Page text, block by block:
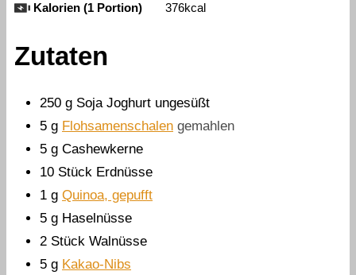
Kalorien (1 Portion)
376kcal
Zutaten
250 g Soja Joghurt ungesüßt
5 g Flohsamenschalen gemahlen
5 g Cashewkerne
10 Stück Erdnüsse
1 g Quinoa, gepufft
5 g Haselnüsse
2 Stück Walnüsse
5 g Kakao-Nibs